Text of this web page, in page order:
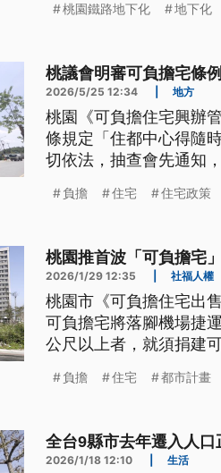
桃園鐵路地下化 地下化
桃議會明審可負擔宅條
2026/5/25 12:34 地方
桃園《可負擔住宅興辦
條規定「住都中心得隨
切依法，抽查會先通知
負擔 住宅 住宅政策
桃園推首波「可負擔宅
2026/1/29 12:35 社福人權
桃園市《可負擔住宅出
可負擔宅將落腳機場捷
公尺以上者，就須捐建可
負擔 住宅 都市計畫
全台9縣市去年遷入人
2026/1/18 12:10 生活